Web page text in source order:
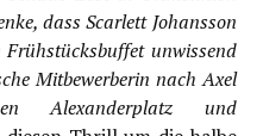
dass Scarlett Johansson
unwissend
Mitbewerberin nach Axel
Alexanderplatz und